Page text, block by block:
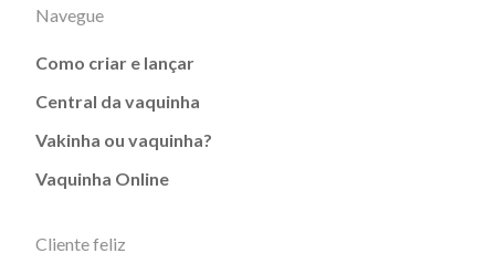
Navegue
Como criar e lançar
Central da vaquinha
Vakinha ou vaquinha?
Vaquinha Online
Cliente feliz